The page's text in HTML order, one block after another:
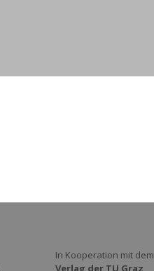
In Kooperation mit dem
Verlag der TU Graz